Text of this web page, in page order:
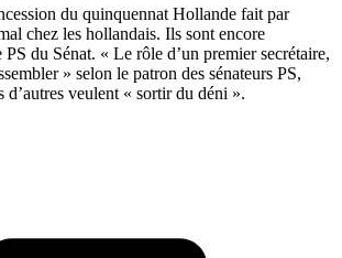
du quinquennat Hollande fait par
chez les hollandais. Ils sont encore
du Sénat. « Le rôle d’un premier secrétaire,
» selon le patron des sénateurs PS,
veulent « sortir du déni ».